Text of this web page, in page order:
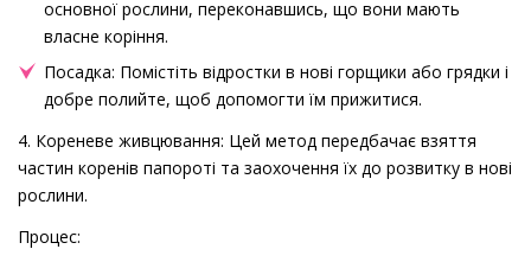
основної рослини, переконавшись, що вони мають
власне коріння.
Посадка: Помістіть відростки в нові горщики або грядки і
добре полийте, щоб допомогти їм прижитися.
4. Кореневе живцювання: Цей метод передбачає взяття
частин коренів папороті та заохочення їх до розвитку в нові
рослини.
Процес: